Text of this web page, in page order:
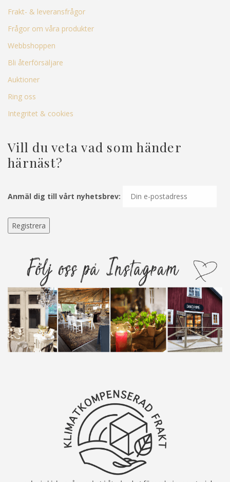
Frakt- & leveransfrågor
Frågor om våra produkter
Webbshoppen
Bli återförsäljare
Auktioner
Ring oss
Integritet & cookies
Vill du veta vad som händer
härnäst?
Anmäl dig till vårt nyhetsbrev: